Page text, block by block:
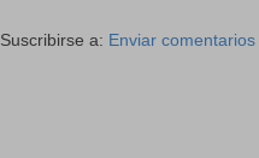
Suscribirse a: Enviar